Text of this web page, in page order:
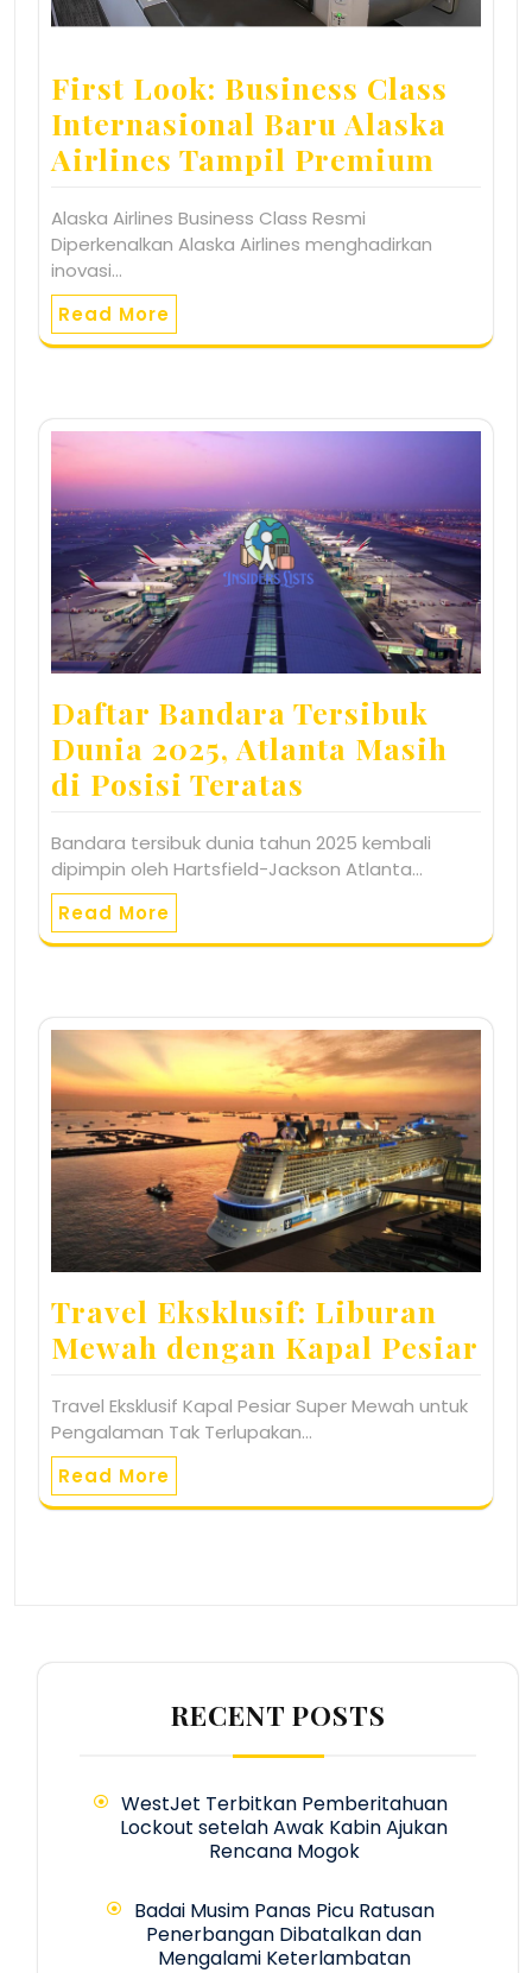
First Look: Business Class
Internasional Baru Alaska
Airlines Tampil Premium
Alaska Airlines Business Class Resmi
Diperkenalkan Alaska Airlines menghadirkan
inovasi…
Read More
Daftar Bandara Tersibuk
Dunia 2025, Atlanta Masih
di Posisi Teratas
Bandara tersibuk dunia tahun 2025 kembali
dipimpin oleh Hartsfield-Jackson Atlanta…
Read More
Travel Eksklusif: Liburan
Mewah dengan Kapal Pesiar
Travel Eksklusif Kapal Pesiar Super Mewah untuk
Pengalaman Tak Terlupakan…
Read More
RECENT POSTS
WestJet Terbitkan Pemberitahuan
Lockout setelah Awak Kabin Ajukan
Rencana Mogok
Badai Musim Panas Picu Ratusan
Penerbangan Dibatalkan dan
Mengalami Keterlambatan